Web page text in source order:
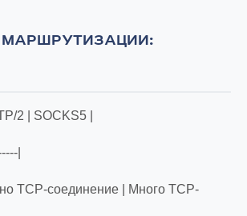
МАРШРУТИЗАЦИИ:
2 | SOCKS5 |
|
TCP-соединение | Много TCP-